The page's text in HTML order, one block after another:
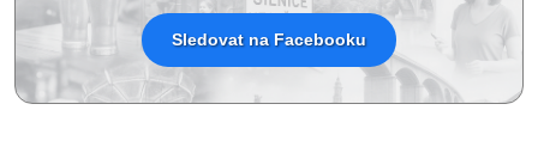
Sledovat na Facebooku